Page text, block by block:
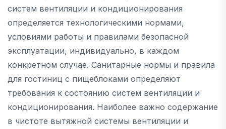
систем вентиляции и кондиционирования
определяется технологическими нормами,
условиями работы и правилами безопасной
эксплуатации, индивидуально, в каждом
конкретном случае. Санитарные нормы и правила
для гостиниц с пищеблоками определяют
требования к состоянию систем вентиляции и
кондиционирования. Наиболее важно содержание
в чистоте вытяжной системы вентиляции и